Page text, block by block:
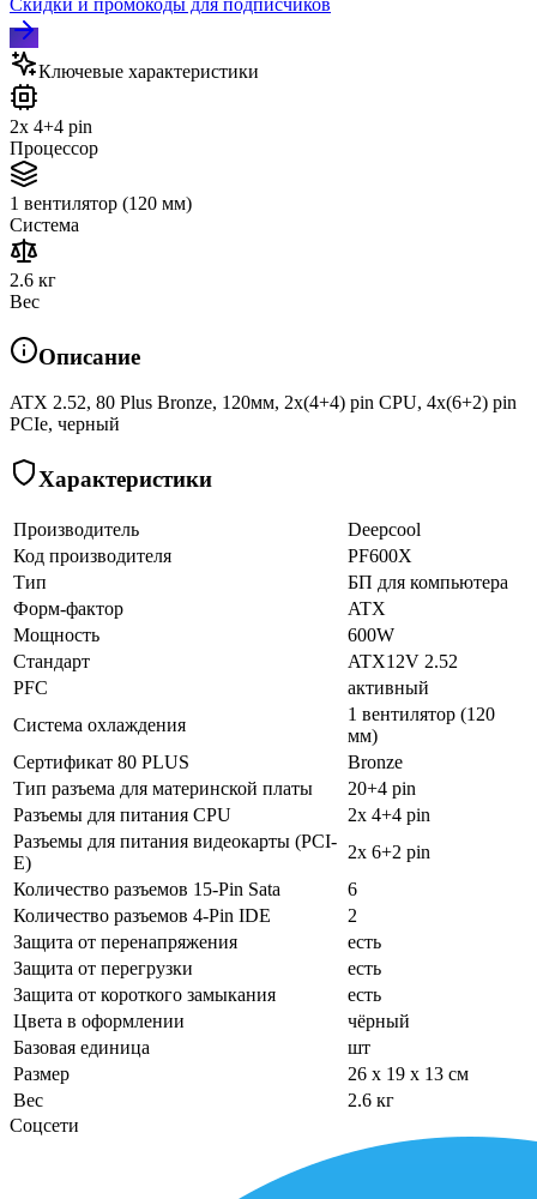
Ключевые характеристики
2x 4+4 pin
Процессор
1 вентилятор (120 мм)
Система
2.6 кг
Вес
Описание
ATX 2.52, 80 Plus Bronze, 120мм, 2x(4+4) pin CPU, 4х(6+2) pin
PCIe, черный
Характеристики
Производитель
Deepcool
Код производителя
PF600X
Тип
БП для компьютера
Форм-фактор
ATX
Мощность
600W
Стандарт
ATX12V 2.52
PFC
активный
Система охлаждения
1 вентилятор (120
мм)
Сертификат 80 PLUS
Bronze
Тип разъема для материнской платы
20+4 pin
Разъемы для питания CPU
2x 4+4 pin
Разъемы для питания видеокарты (PCI-
E)
2x 6+2 pin
Количество разъемов 15-Pin Sata
6
Количество разъемов 4-Pin IDE
2
Защита от перенапряжения
есть
Защита от перегрузки
есть
Защита от короткого замыкания
есть
Цвета в оформлении
чёрный
Базовая единица
шт
Размер
26 x 19 x 13 см
Вес
2.6 кг
Соцсети